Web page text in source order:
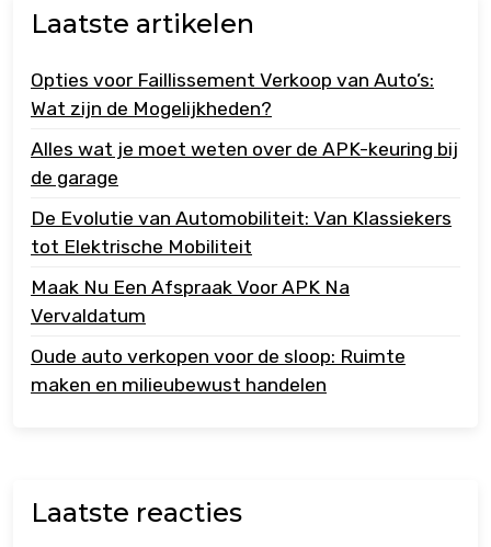
Laatste artikelen
Opties voor Faillissement Verkoop van Auto’s:
Wat zijn de Mogelijkheden?
Alles wat je moet weten over de APK-keuring bij
de garage
De Evolutie van Automobiliteit: Van Klassiekers
tot Elektrische Mobiliteit
Maak Nu Een Afspraak Voor APK Na
Vervaldatum
Oude auto verkopen voor de sloop: Ruimte
maken en milieubewust handelen
Laatste reacties